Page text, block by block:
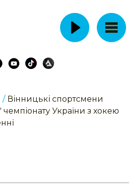
/ Вінницькі спортсмени
України з хокею